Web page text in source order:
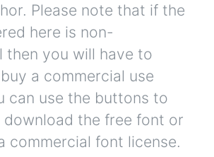
Please note that if the
here is non-
then you will have to
a commercial use
can use the buttons to
the free font or
commercial font license.